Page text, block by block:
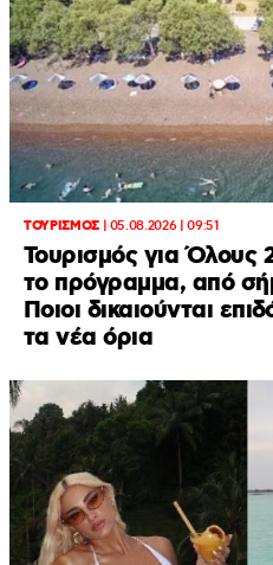
ΤΟΥΡΙΣΜΟΣ| 05.08.2026 | 09:51
Τουρισμός για Όλους
το πρόγραμμα, από
Ποιοι δικαιούνται
τα νέα όρια